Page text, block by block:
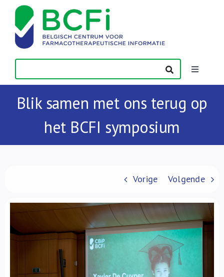
content
Toggle
Nieuws
Publicaties
Over ons
Blik samen met ons terug op
het BCFI symposium
Vorige Volgende